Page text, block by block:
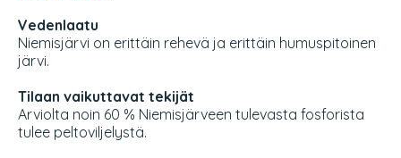
Vedenlaatu
Niemisjärvi on erittäin rehevä ja erittäin humuspitoinen
järvi.
Tilaan vaikuttavat tekijät
Arviolta noin 60 % Niemisjärveen tulevasta fosforista
tulee peltoviljelystä.